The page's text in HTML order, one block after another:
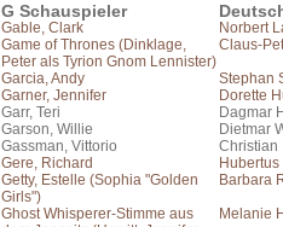
G Schauspieler
Gable, Clark
Norbert
Game of Thrones (Dinklage,
Peter als Tyrion Gnom Lennister)
Claus-
Garcia, Andy
Stephan
Garner, Jennifer
Dorette
Garr, Teri
Dagmar
Garson, Willie
Dietmar
Gassman, Vittorio
Christian
Gere, Richard
Getty, Estelle (Sophia "Golden
Girls")
Barbara
Ghost Whisperer-Stimme aus
Melanie